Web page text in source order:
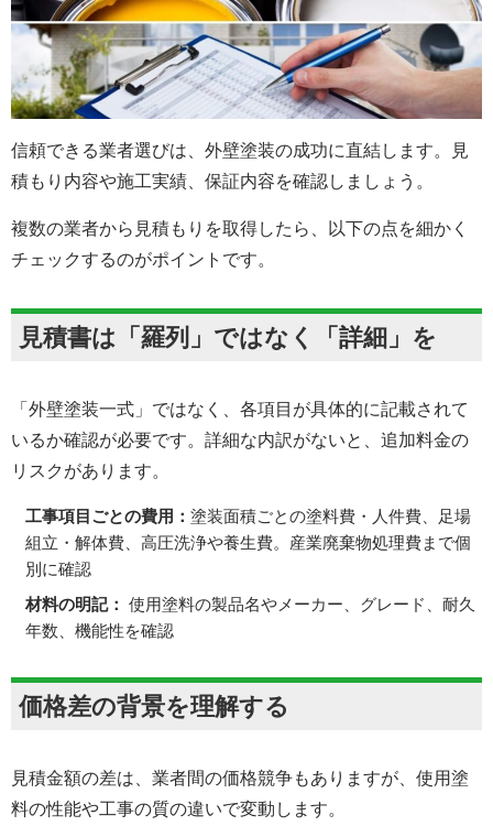
信頼できる業者選びは、外壁塗装の成功に直結します。見
積もり内容や施工実績、保証内容を確認しましょう。
複数の業者から見積もりを取得したら、以下の点を細かく
チェックするのがポイントです。
見積書は「羅列」ではなく「詳細」を
「外壁塗装一式」ではなく、各項目が具体的に記載されて
いるか確認が必要です。詳細な内訳がないと、追加料金の
リスクがあります。
工事項目ごとの費用： 塗装面積ごとの塗料費・人件費、足場
組立・解体費、高圧洗浄や養生費。産業廃棄物処理費まで個
別に確認
材料の明記： 使用塗料の製品名やメーカー、グレード、耐久
年数、機能性を確認
価格差の背景を理解する
見積金額の差は、業者間の価格競争もありますが、使用塗
料の性能や工事の質の違いで変動します。